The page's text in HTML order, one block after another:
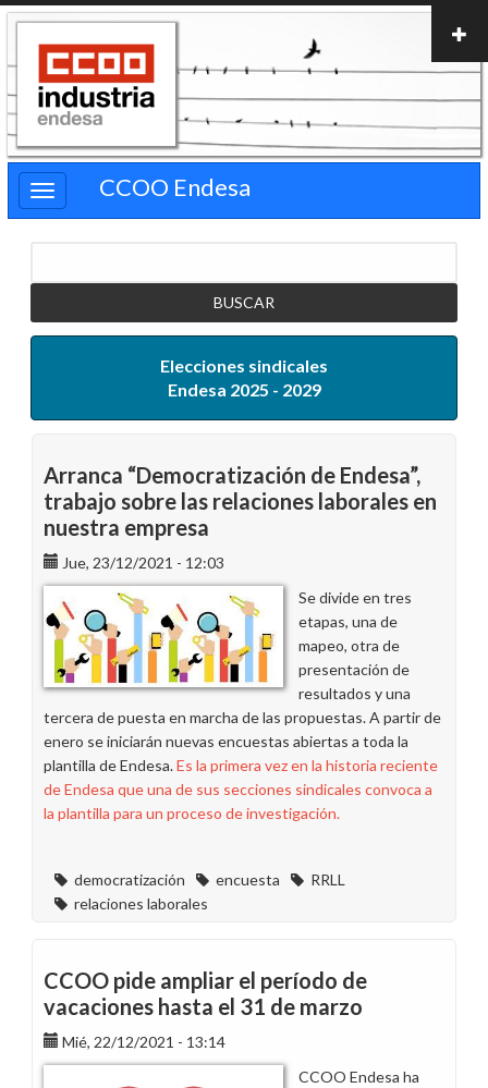
Pasar
contenido
principal
CCOO Endesa
Elecciones sindicales
Endesa 2025 - 2029
Arranca “Democratización de Endesa”,
trabajo sobre las relaciones laborales en
nuestra empresa
Jue, 23/12/2021 - 12:03
Se divide en tres
etapas, una de
mapeo, otra de
presentación de
resultados y una
tercera de puesta en marcha de las propuestas. A partir de
enero se iniciarán nuevas encuestas abiertas a toda la
plantilla de Endesa.Es la primera vez en la historia reciente
de Endesa que una de sus secciones sindicales convoca a
la plantilla para un proceso de investigación.
democratización encuesta
RRLL
relaciones laborales
CCOO pide ampliar el período de
vacaciones hasta el 31 de marzo
Mié, 22/12/2021 - 13:14
CCOO Endesa ha